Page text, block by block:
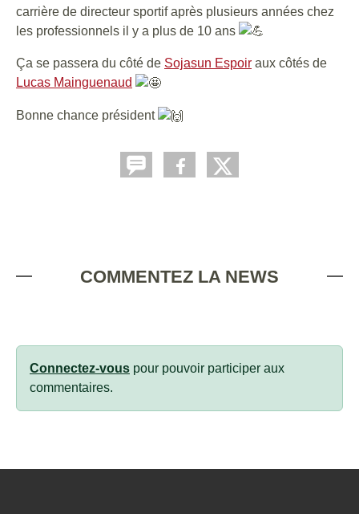
carrière de directeur sportif après plusieurs années chez
les professionnels il y a plus de 10 ans
Ça se passera du côté de Sojasun Espoir aux côtés de
Lucas Mainguenaud
Bonne chance président
COMMENTEZ LA NEWS
Connectez-vous pour pouvoir participer aux
commentaires.